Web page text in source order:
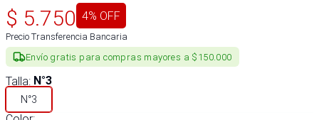
$ 5.750 4% OFF
Precio Transferencia Bancaria
Envío gratis para compras mayores a $150.000
Talla: N°3
N°3